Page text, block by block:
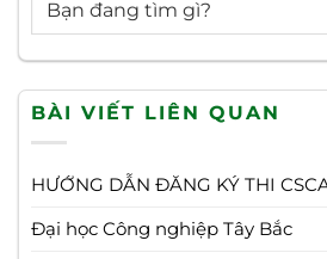
BÀI VIẾT LIÊN QUAN
HƯỚNG DẪN ĐĂNG KÝ THI
Đại học Công nghiệp Tây Bắc